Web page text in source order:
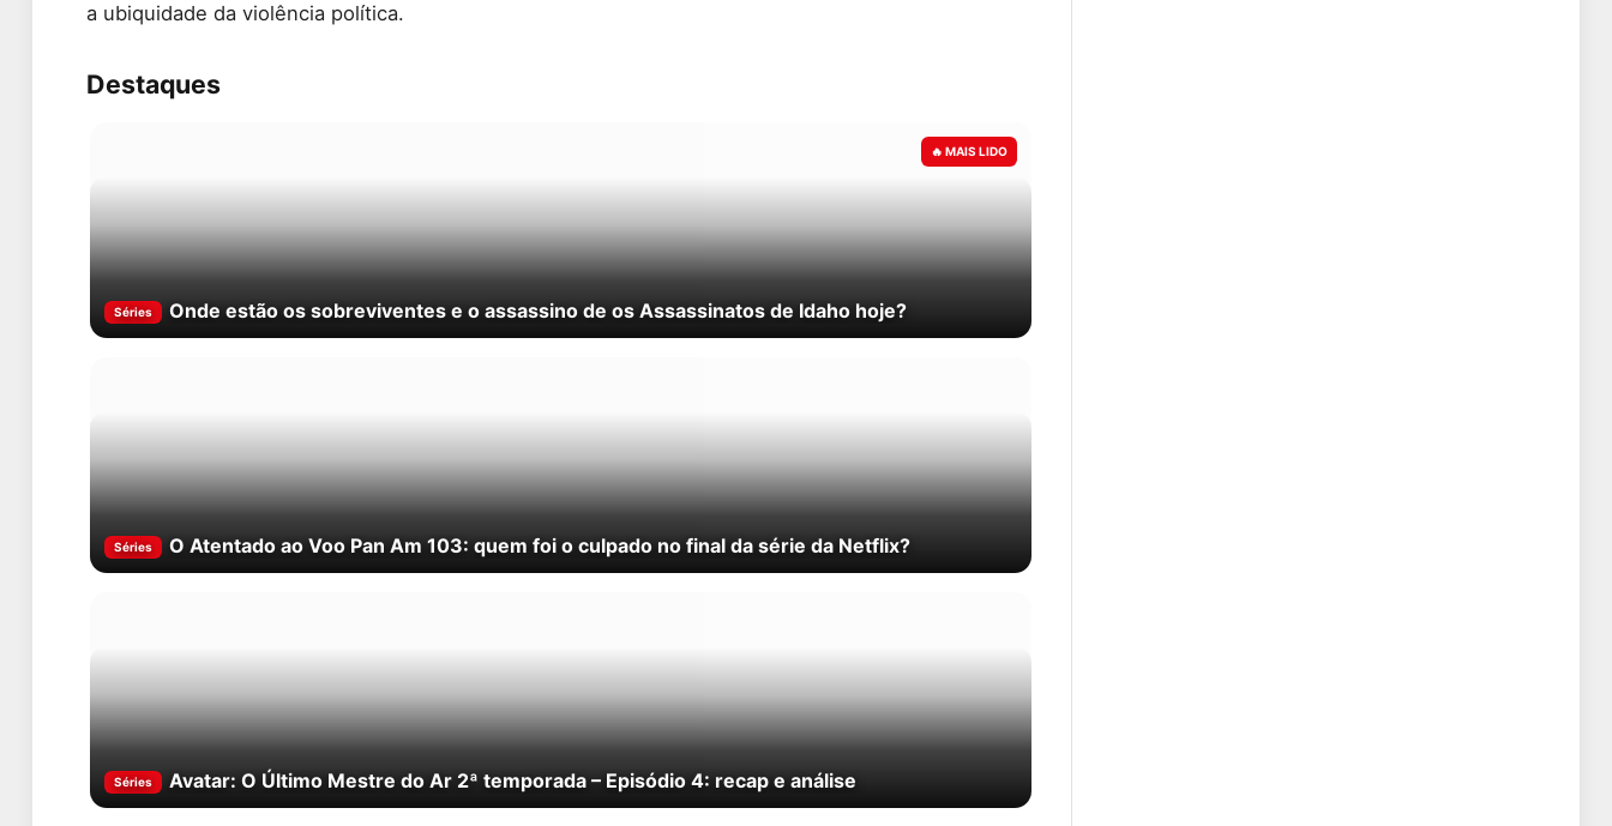
a ubiquidade da violência política.
Destaques
Séries Onde estão os sobreviventes e o assassino de os Assassinatos de Idaho hoje?
Séries O Atentado ao Voo Pan Am 103: quem foi o culpado no final da série da Netflix?
Séries Avatar: O Último Mestre do Ar 2ª temporada – Episódio 4: recap e análise